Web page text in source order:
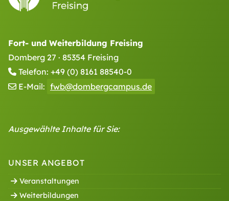
Fort- und Weiterbildung Freising
Domberg 27 · 85354 Freising
Telefon: +49 (0) 8161 88540-0
E-Mail: fwb@dombergcampus.de
Ausgewählte Inhalte für Sie:
UNSER ANGEBOT
Veranstaltungen
Weiterbildungen